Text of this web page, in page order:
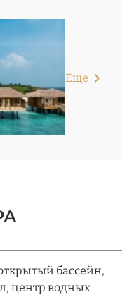
Еще
бассейн,
центр водных